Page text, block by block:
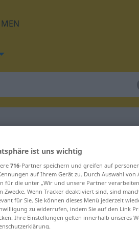
für "patidifuso"
ist uns wichtig
716-Partner speichern und greifen auf
auf Ihrem Gerät zu. Durch Auswahl von
für die unter „Wir und unsere Partner
Zwecke. Wenn Tracker deaktiviert sind, sind
für Sie. Sie können dieses Menü jederzeit
zu widerrufen, indem Sie auf den Link
Ihre Einstellungen gelten innerhalb unseres